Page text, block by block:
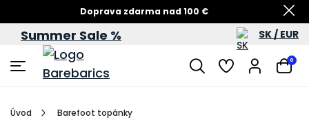
Doprava zdarma nad 100 €
Summer Sale – zľavy až do 60 %
Summer Sale % SK / EUR
0
Úvod Barefoot topánky